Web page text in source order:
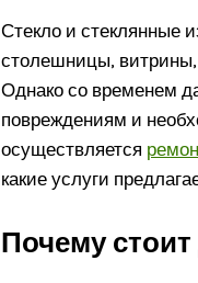
Стекло и стеклянные
столешницы, витрины,
Однако со временем
повреждениям и
осуществляется
какие услуги
Почему